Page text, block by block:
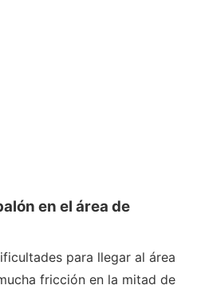
en el área de
para llegar al área
fricción en la mitad de